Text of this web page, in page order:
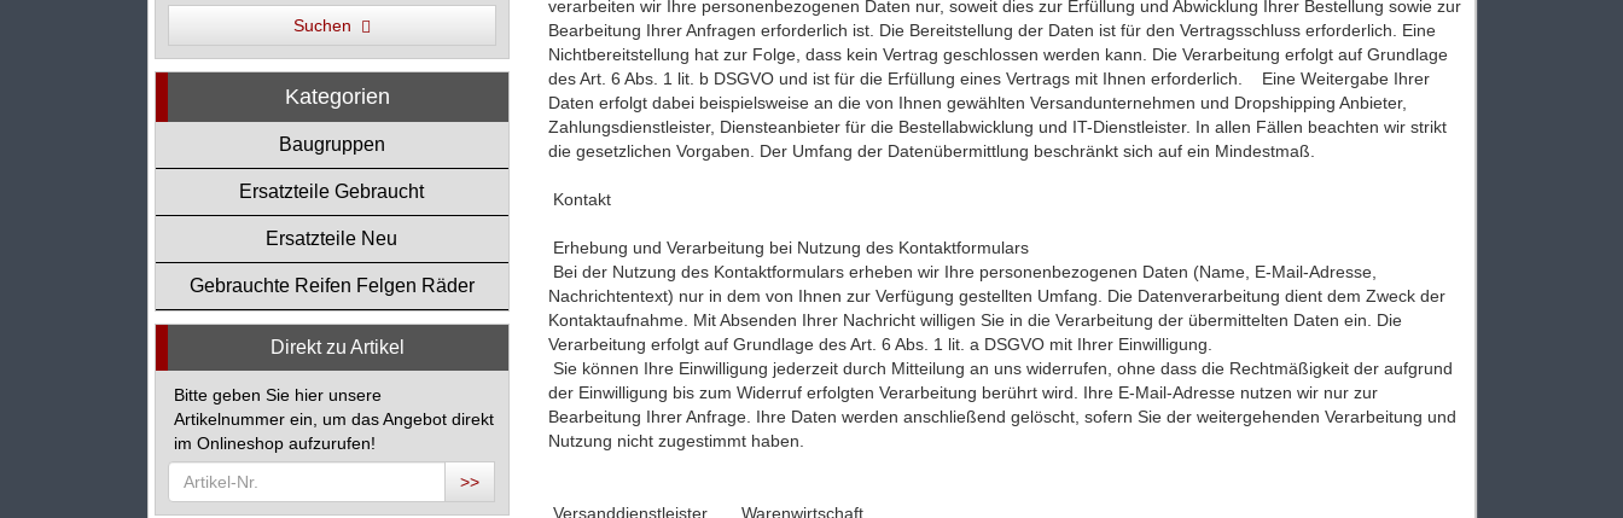
Suchen
Kategorien
Baugruppen
Ersatzteile Gebraucht
Ersatzteile Neu
Gebrauchte Reifen Felgen Räder
Direkt zu Artikel
Bitte geben Sie hier unsere
Artikelnummer ein, um das Angebot direkt
im Onlineshop aufzurufen!
>>
verarbeiten wir Ihre personenbezogenen Daten nur, soweit dies zur Erfüllung und Abwicklung Ihrer Bestellung sowie zur
Bearbeitung Ihrer Anfragen erforderlich ist. Die Bereitstellung der Daten ist für den Vertragsschluss erforderlich. Eine
Nichtbereitstellung hat zur Folge, dass kein Vertrag geschlossen werden kann. Die Verarbeitung erfolgt auf Grundlage
des Art. 6 Abs. 1 lit. b DSGVO und ist für die Erfüllung eines Vertrags mit Ihnen erforderlich. Eine Weitergabe Ihrer
Daten erfolgt dabei beispielsweise an die von Ihnen gewählten Versandunternehmen und Dropshipping Anbieter,
Zahlungsdienstleister, Diensteanbieter für die Bestellabwicklung und IT-Dienstleister. In allen Fällen beachten wir strikt
die gesetzlichen Vorgaben. Der Umfang der Datenübermittlung beschränkt sich auf ein Mindestmaß.
Kontakt
Erhebung und Verarbeitung bei Nutzung des Kontaktformulars
Bei der Nutzung des Kontaktformulars erheben wir Ihre personenbezogenen Daten (Name, E-Mail-Adresse,
Nachrichtentext) nur in dem von Ihnen zur Verfügung gestellten Umfang. Die Datenverarbeitung dient dem Zweck der
Kontaktaufnahme. Mit Absenden Ihrer Nachricht willigen Sie in die Verarbeitung der übermittelten Daten ein. Die
Verarbeitung erfolgt auf Grundlage des Art. 6 Abs. 1 lit. a DSGVO mit Ihrer Einwilligung.
Sie können Ihre Einwilligung jederzeit durch Mitteilung an uns widerrufen, ohne dass die Rechtmäßigkeit der aufgrund
der Einwilligung bis zum Widerruf erfolgten Verarbeitung berührt wird. Ihre E-Mail-Adresse nutzen wir nur zur
Bearbeitung Ihrer Anfrage. Ihre Daten werden anschließend gelöscht, sofern Sie der weitergehenden Verarbeitung und
Nutzung nicht zugestimmt haben.
Versanddienstleister Warenwirtschaft